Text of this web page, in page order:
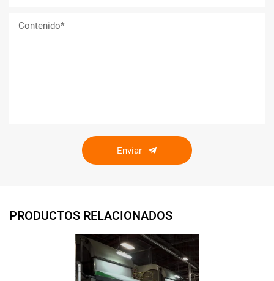
Enviar
PRODUCTOS RELACIONADOS